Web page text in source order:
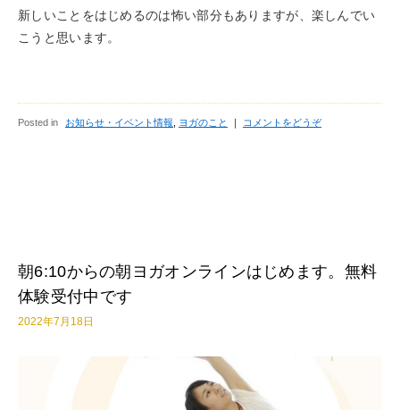
新しいことをはじめるのは怖い部分もありますが、楽しんでい
こうと思います。
Posted in お知らせ・イベント情報 ヨガのこと ｜ コメントをどうぞ
朝6:10からの朝ヨガオンラインはじめます。無料
体験受付中です
2022年7月18日